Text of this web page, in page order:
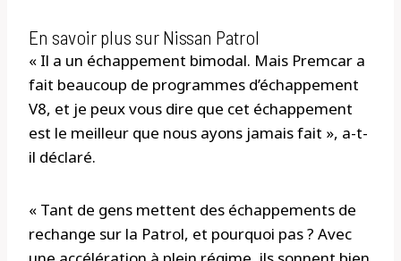
En savoir plus sur Nissan Patrol
« Il a un échappement bimodal. Mais Premcar a
fait beaucoup de programmes d’échappement
V8, et je peux vous dire que cet échappement
est le meilleur que nous ayons jamais fait », a-t-
il déclaré.
« Tant de gens mettent des échappements de
rechange sur la Patrol, et pourquoi pas ? Avec